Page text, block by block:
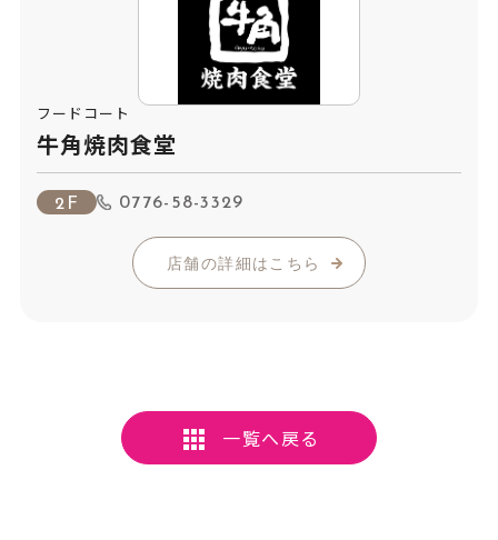
フードコート
牛角焼肉食堂
2F 0776-58-3329
店舗の詳細はこちら
一覧へ戻る